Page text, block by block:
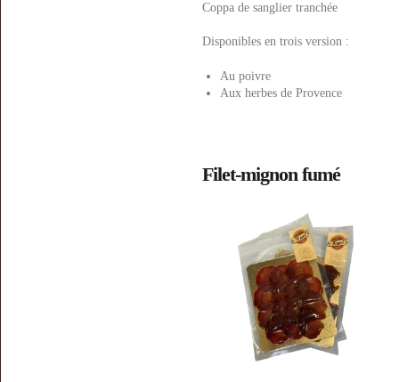
Coppa de sanglier tranchée
Disponibles en trois version :
Au poivre
Aux herbes de Provence
Filet-mignon fumé